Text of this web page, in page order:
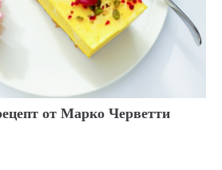
от Марко Черветти